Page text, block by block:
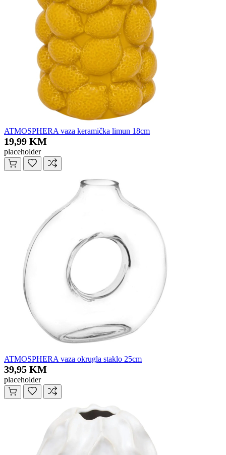
ATMOSPHERA vaza keramička limun 18cm
19,99 KM
placeholder
ATMOSPHERA vaza okrugla staklo 25cm
39,95 KM
placeholder